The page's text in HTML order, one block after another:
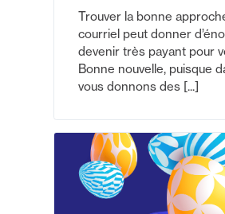
Trouver la bonne
courriel peut donner
devenir très payant pour
Bonne nouvelle, puisque
vous donnons des [...]